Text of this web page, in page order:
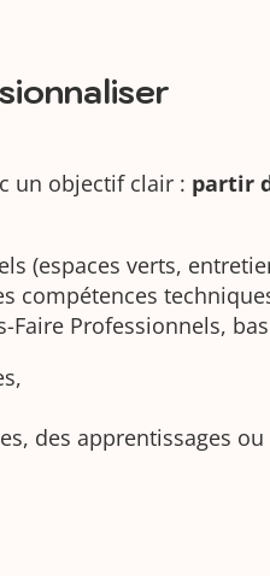
un objectif clair : partir
(espaces verts,
compétences
Faire Professionnels,
des apprentissages